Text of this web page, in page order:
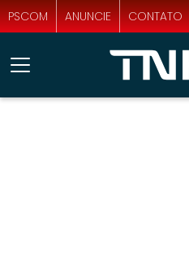
PSCOM ANUNCIE CONTATO